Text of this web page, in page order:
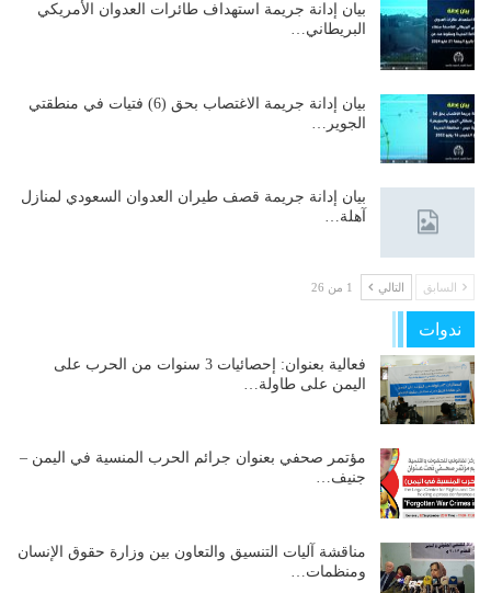
بيان إدانة جريمة استهداف طائرات العدوان الأمريكي
البريطاني…
بيان إدانة جريمة الاغتصاب بحق (6) فتيات في منطقتي
الجوير…
بيان إدانة جريمة قصف طيران العدوان السعودي لمنازل
آهلة…
السابق التالي 1 من 26
ندوات
فعالية بعنوان: إحصائيات 3 سنوات من الحرب على
اليمن على طاولة…
مؤتمر صحفي بعنوان جرائم الحرب المنسية في اليمن –
جنيف…
مناقشة آليات التنسيق والتعاون بين وزارة حقوق الإنسان
ومنظمات…